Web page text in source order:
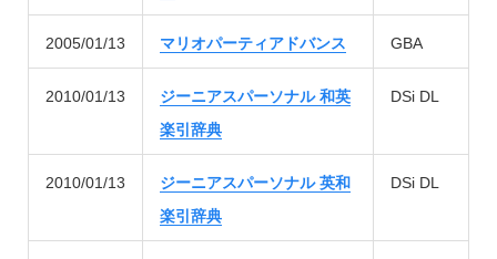
2005/01/13 マリオパーティアドバンス GBA
2010/01/13
ジーニアスパーソナル 和英
楽引辞典
DSi DL
2010/01/13
ジーニアスパーソナル 英和
楽引辞典
DSi DL